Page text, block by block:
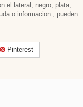
el lateral, negro, plata,
o informacion , pueden
Pinterest